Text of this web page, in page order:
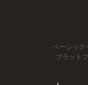
ベーシック
プラット